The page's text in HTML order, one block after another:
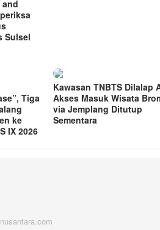
Sulsel
Tiga
ke
IX 2026
Kawasan TNBTS Dilalap
Akses Masuk Wisata
via Jemplang Ditutup
Sementara